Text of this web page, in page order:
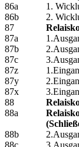
86a
1.
86b
2.
87
87a
87b
87c
87z
87y
87x
88
88a
88b
88c